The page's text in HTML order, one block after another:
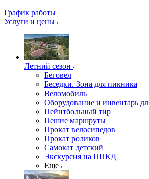
График работы
Услуги и цены
Летний сезон
Беговел
Беседки. Зона для пикника
Веломобиль
Оборудование и инвентарь
Пейнтбольный тир
Пешие маршруты
Прокат велосипедов
Прокат роликов
Самокат детский
Экскурсия на ППКД
Еще